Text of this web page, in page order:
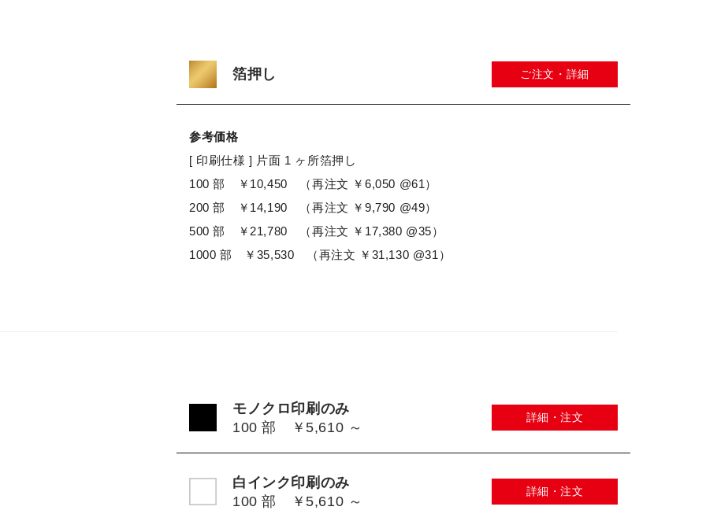
箔押し ご注文・詳細
参考価格
[ 印刷仕様 ] 片面 1 ヶ所箔押し
100 部 ￥10,450 （再注文 ￥6,050 @61）
200 部 ￥14,190 （再注文 ￥9,790 @49）
500 部 ￥21,780 （再注文 ￥17,380 @35）
1000 部 ￥35,530 （再注文 ￥31,130 @31）
モノクロ印刷のみ
100 部 ￥5,610 ～
詳細・注文
白インク印刷のみ
100 部 ￥5,610 ～
詳細・注文